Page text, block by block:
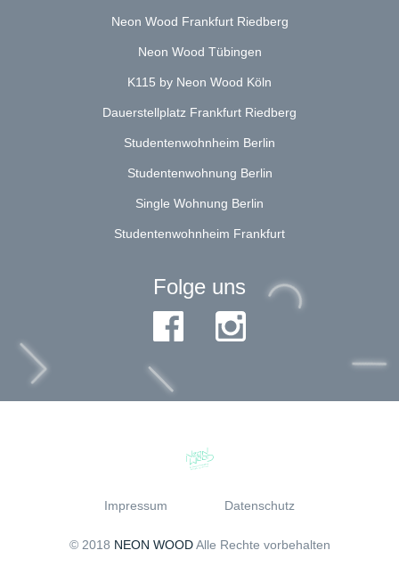
Neon Wood Frankfurt Riedberg
Neon Wood Tübingen
K115 by Neon Wood Köln
Dauerstellplatz Frankfurt Riedberg
Studentenwohnheim Berlin
Studentenwohnung Berlin
Single Wohnung Berlin
Studentenwohnheim Frankfurt
Folge uns
Impressum Datenschutz
© 2018 NEON WOODAlle Rechte vorbehalten